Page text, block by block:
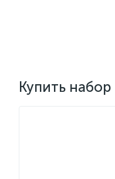
Купить набор